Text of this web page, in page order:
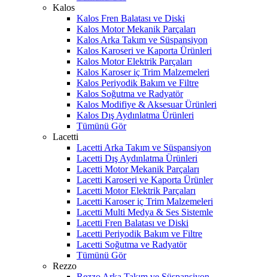
Kalos
Kalos Fren Balatası ve Diski
Kalos Motor Mekanik Parçaları
Kalos Arka Takım ve Süspansiyon
Kalos Karoseri ve Kaporta Ürünleri
Kalos Motor Elektrik Parçaları
Kalos Karoser iç Trim Malzemeleri
Kalos Periyodik Bakım ve Filtre
Kalos Soğutma ve Radyatör
Kalos Modifiye & Aksesuar Ürünleri
Kalos Dış Aydınlatma Ürünleri
Tümünü Gör
Lacetti
Lacetti Arka Takım ve Süspansiyon
Lacetti Dış Aydınlatma Ürünleri
Lacetti Motor Mekanik Parçaları
Lacetti Karoseri ve Kaporta Ürünler
Lacetti Motor Elektrik Parçaları
Lacetti Karoser iç Trim Malzemeleri
Lacetti Multi Medya & Ses Sistemle
Lacetti Fren Balatası ve Diski
Lacetti Periyodik Bakım ve Filtre
Lacetti Soğutma ve Radyatör
Tümünü Gör
Rezzo